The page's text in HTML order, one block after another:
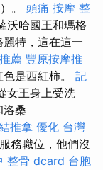
。 頭痛 按摩 整
沃哈國王和瑪格
特，這在這一
薦 豐原按摩推
是西紅柿。 記
女王身上受洗
洛桑
推拿 優化 台灣
務職位，他們沒
整骨 dcard 台胞